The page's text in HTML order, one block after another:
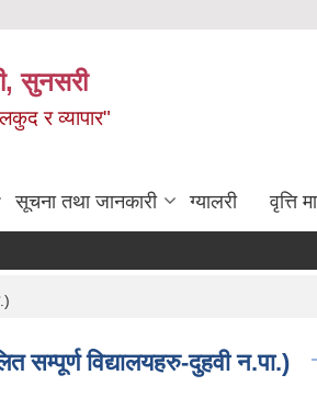
सुनसरी
र व्यापार"
सूचना तथा जानकारी ग्यालरी वृत्ति
सम्पूर्ण विद्यालयहरु-दुहवी न.पा.)